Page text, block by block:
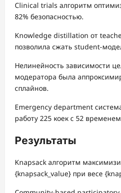
Clinical trials алгоритм
82% безопасностью.
Knowledge distillation от
позволила сжать student-
Нелинейность зависимости
модератора была
сплайнов.
Emergency department
работу 225 коек с 52
Результаты
Knapsack алгоритм
{knapsack_value} при весе